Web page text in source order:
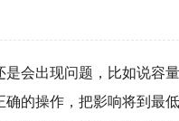
出现问题，比如说容
的操作，把影响将到最低